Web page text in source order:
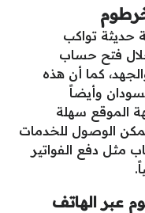
حديثة تواكب
فتح حساب
كما أن هذه
وأيضاً
الموقع سهلة
الوصول للخدمات
مثل دفع الفواتير
عبر الهاتف